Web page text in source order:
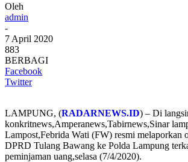
Oleh
admin
-
7 April 2020
883
BERBAGI
Facebook
Twitter
LAMPUNG, (RADARNEWS.ID) – Di
konkritnews,Amperanews,Tabirnews,Sinar
Lampost,Febrida Wati (FW) resmi melaporkan
DPRD Tulang Bawang ke Polda Lampung
peminjaman uang,selasa (7/4/2020).